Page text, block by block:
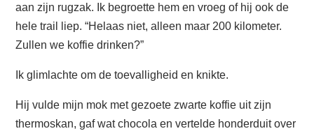
aan zijn rugzak. Ik begroette hem en vroeg of hij ook de
hele trail liep. “Helaas niet, alleen maar 200 kilometer.
Zullen we koffie drinken?”
Ik glimlachte om de toevalligheid en knikte.
Hij vulde mijn mok met gezoete zwarte koffie uit zijn
thermoskan, gaf wat chocola en vertelde honderduit over